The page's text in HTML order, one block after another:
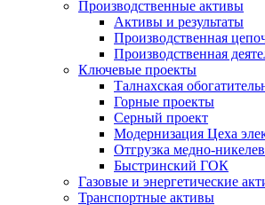
Производственные активы
Активы и результаты
Производственная
Производственная
Ключевые проекты
Талнахская
Горные проекты
Серный проект
Модернизация Цеха
Отгрузка медно-
Быстринский ГОК
Газовые и энергетические
Транспортные активы